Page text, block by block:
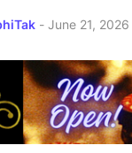
- June 21, 2026